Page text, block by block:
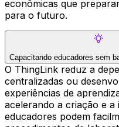
econômicas que
para o futuro.
Capacitando educadores sem
O ThingLink reduz a
centralizadas ou
experiências de
acelerando a criação e a
educadores podem